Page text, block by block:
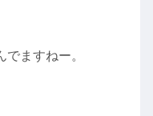
ますねー。